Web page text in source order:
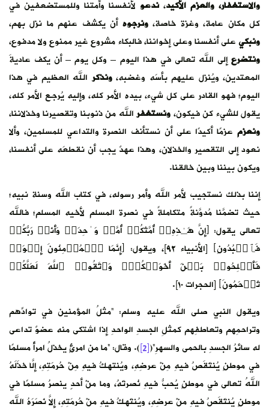
والاستغفار، والعزم الأكيد، ندعو لأنفسنا وأمتنا وللمستضعفين في
كل مكان عامة، وغزة خاصة،ونرجوه أن يكشف عنهم ما نزل بهم،
ونبكيعلى أنفسنا وعلى إخواننا، فالبكاء مشروع غير ممنوع ولا مدفوع،
ونتضرعإلى الله تعالى في هذا اليوم – وكل يوم – أن يكف عاديةَ
المعتدين، ويُنزل عليهم بأسَه وغضبه،ونذكرالله العظيم في هذا
اليوم؛ فهو القادر على كل شيء، بيده الأمر كله، وإليه يُرجع الأمر كله،
يقول للشيء كن فيكون،ونستغفرالله من ذنوبنا وتقصيرنا وخذلاننا،
ونعزم عزمًا أكيدًا على أن نستأنف النصرة والتداعي للمسلمين، وألا
نعود إلى التقصير والخذلان، وهذا عهدٌ يجب أن نقطعَه على أنفسنا،
ويكون بيننا وبين خالقنا.
إننا بذلك نستجيب لأمر الله وأمر رسوله، في كتاب الله وسنة نبيه؛
حيث تضمَّنا مُدوَّنةً متكاملةً في نصرة المسلم لأخيه المسلم؛ فالله
تعالى يقول: ﴿إِنَّ هَـٰذِهِۦۤ أُمَّتُكُمۡ أُمَّةࣰ وَ ٰ⁠حِدَةࣰ وَأَنَا۠ رَبُّكُمۡ
فَٱعۡبُدُونِ﴾ [الأنبياء ٩٢]، ويقول: ﴿إِنَّمَا ٱلۡمُؤۡمِنُونَ إِخۡوَةࣱ
فَأَصۡلِحُوا۟ بَیۡنَ أَخَوَیۡكُمۡۚ وَٱتَّقُوا۟ ٱللَّهَ لَعَلَّكُمۡ
تُرۡحَمُونَ﴾ [الحجرات ١٠].
ويقول النبي صلى الله عليه وسلم: “مثلُ المؤمنين في توادِّهم
وتراحمِهم وتعاطفِهم كمثلِ الجسدِ الواحدِ إذا اشتكى منه عضوٌ تداعى
له سائرُ الجسدِ بالحمى والسهرِ”([2] ). وقال: “ما من امرئٍ يخذلُ امرأً مسلمًا
في موطنٍ يُنتَقَصُ فيهِ مِنْ عرضِهِ، ويُنتهكُ فيهِ مِنْ حُرمَتِهِ، إلّا خَذَلَهُ
اللهُ تعالى في موطنٍ يُحبُّ فيهِ نُصرتَهُ، وما منْ أحدٍ ينصرُ مسلمًا في
موطنٍ يُنتَقَصُ فيهِ منْ عرضِهِ، ويُنتَهكُ فيهِ منْ حُرمَتِهِ، إِلاَّ نَصَرَهُ الله